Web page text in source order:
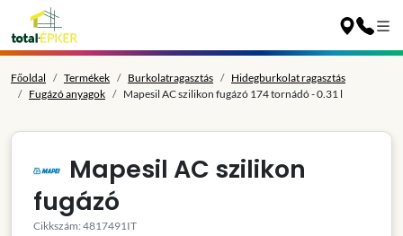
Főoldal Termékek Burkolatragasztás
Hidegburkolat ragasztás
Fugázó anyagok
Mapesil AC szilikon fugázó 174 tornádó - 0.31 l
Mapesil AC szilikon
fugázó
Cikkszám: 4817491IT